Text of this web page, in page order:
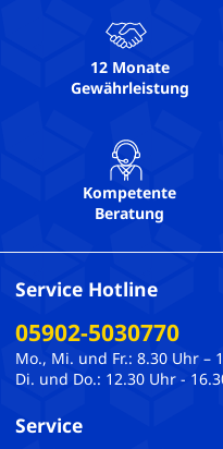
12 Monate
Gewährleistung
Kompetente
Beratung
Service Hotline
05902-5030770
Mo., Mi. und Fr.: 8.30 Uhr –
Di. und Do.: 12.30 Uhr -
Service